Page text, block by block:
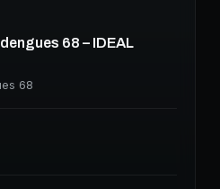
68 – IDEAL
68